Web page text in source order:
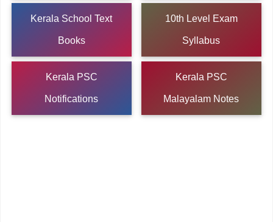
Kerala School Text
Books
10th Level Exam
Syllabus
Kerala PSC
Notifications
Kerala PSC
Malayalam Notes